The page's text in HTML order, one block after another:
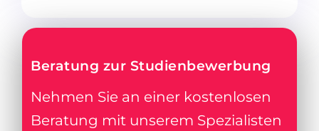
Beratung zur Studienbewerbung
Nehmen Sie an einer kostenlosen
Beratung mit unserem Spezialisten